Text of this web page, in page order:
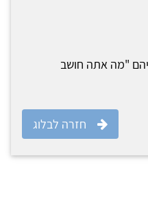
"מה אתה חושב
חזרה לבלוג